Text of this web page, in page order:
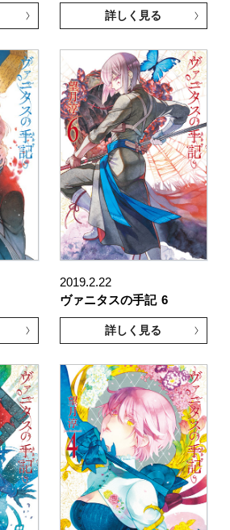
詳しく見る
2019.2.22
ヴァニタスの手記 6
詳しく見る